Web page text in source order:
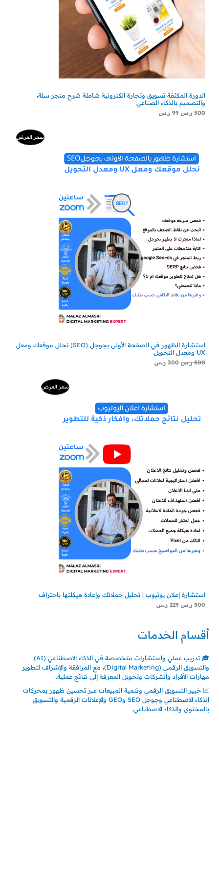
الدورة المكثفة تسويق وتجارة الكترونية شاملة شرح متجر سلة،
والتصميم بالذكاء الصناعي
500 ر.س 99 ر.س
سعر العرضمنتج
استشارة الظهور في الصفحة الأولى بجوجل (SEO) نحلل موقعك ومعل
UX ومعدل التحويل
500 ر.س
500 ر.س.
300 ر.س
300 ر.س.
سعر العرضمنتج
استشارة إعلان يوتيوب | تحليل حملاتك وإعادة هيكلتها باحتراف
500 ر.س 229 ر.س
229 ر.س.
أقسام الخدمات
🎓 تدريب عملي واستشارات متخصصة في الذكاء الاصطناعي (AI)
والتسويق الرقمي (Digital Marketing)، مع المرافقة والإشراف لتطوير
مهارات الأفراد والشركات وتحويل المعرفة إلى نتائج عملية.
📈 خبير التسويق الرقمي وتنمية المبيعات عبر تحسين ظهور بمحركات
الذكاء الاصطناعي وجوجل SEO وGEO والإعلانات الرقمية والتسويق
بالمحتوى والذكاء الاصطناعي.